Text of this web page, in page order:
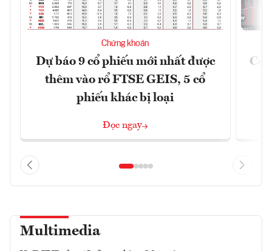
Chứng khoán
Dự báo 9 cổ phiếu mới nhất được
thêm vào rổ FTSE GEIS, 5 cổ
phiếu khác bị loại
Đọc ngay
Có
Multimedia